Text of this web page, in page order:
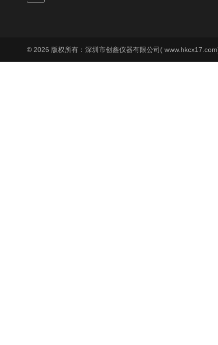
© 2026 版权所有：深圳市创鑫仪器有限公司(